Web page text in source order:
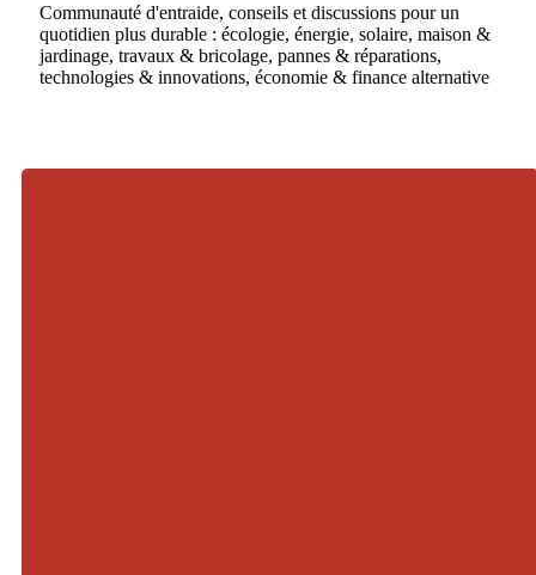
Communauté d'entraide, conseils et discussions pour un
quotidien plus durable : écologie, énergie, solaire, maison &
jardinage, travaux & bricolage, pannes & réparations,
technologies & innovations, économie & finance alternative